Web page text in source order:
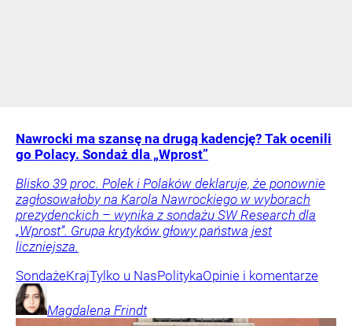
Nawrocki ma szansę na drugą kadencję? Tak ocenili
go Polacy. Sondaż dla „Wprost”
Blisko 39 proc. Polek i Polaków deklaruje, że ponownie
zagłosowałoby na Karola Nawrockiego w wyborach
prezydenckich – wynika z sondażu SW Research dla
„Wprost”. Grupa krytyków głowy państwa jest
liczniejsza.
SondażeKrajTylko u NasPolitykaOpinie i komentarze
Magdalena Frindt